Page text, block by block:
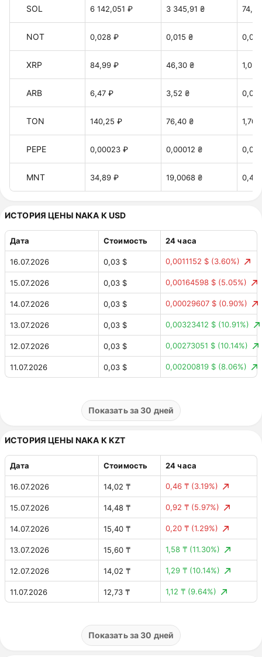
SOL 6 142,051 ₽ 3 345,91 ₴
NOT 0,028 ₽ 0,015 ₴
XRP 84,99 ₽ 46,30 ₴
ARB 6,47 ₽ 3,52 ₴
TON 140,25 ₽ 76,40 ₴ 1,70
PEPE 0,00023 ₽ 0,00012 ₴
MNT 34,89 ₽ 19,0068 ₴ 0,42
ИСТОРИЯ ЦЕНЫ NAKA К USD
Дата Стоимость 24 часа
16.07.2026 0,03 $ 0,0011152 $ (3.60%)
15.07.2026 0,03 $ 0,00164598 $ (5.05%)
14.07.2026 0,03 $ 0,00029607 $ (0.90%)
13.07.2026 0,03 $ 0,00323412 $ (10.91%)
12.07.2026 0,03 $ 0,00273051 $ (10.14%)
11.07.2026 0,03 $ 0,00200819 $ (8.06%)
0,03 $ 0,00060939 $
Показать за 30 дней
ИСТОРИЯ ЦЕНЫ NAKA К KZT
Дата Стоимость 24 часа
16.07.2026 14,02 ₸ 0,46 ₸ (3.19%)
15.07.2026 14,48 ₸ 0,92 ₸ (5.97%)
14.07.2026 15,40 ₸ 0,20 ₸ (1.29%)
13.07.2026 15,60 ₸ 1,58 ₸ (11.30%)
12.07.2026 14,02 ₸ 1,29 ₸ (10.14%)
11.07.2026 12,73 ₸ 1,12 ₸ (9.64%)
12,11 ₸ 0,25 ₸
Показать за 30 дней